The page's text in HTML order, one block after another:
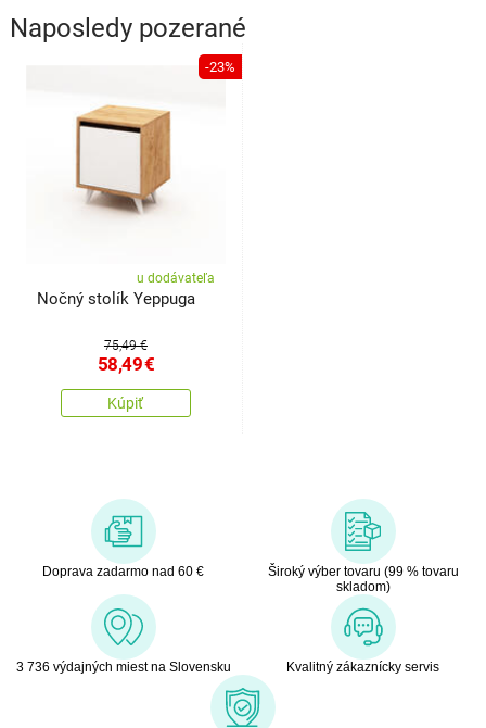
Naposledy pozerané
-23%
u dodávateľa
Nočný stolík Yeppuga
75,49 €
58,49€
Kúpiť
Doprava zadarmo nad 60 €
Široký výber tovaru (99 % tovaru
skladom)
3 736 výdajných miest na Slovensku Kvalitný zákaznícky servis